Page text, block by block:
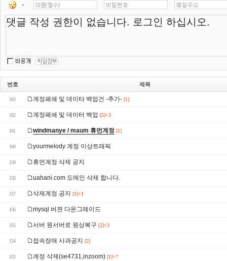
번호 제목
163 계정폐쇄 및 데이타 백업건 -추가- [1]
162 계정폐쇄 및 데이터 백업 [5]+3
161 windmanye / maum 휴먼계정 [1]
160 yourmelody 계정 이상트래픽
159 휴먼계정 삭제 공지
158 uahani.com 도메인 삭제 합니다.
157 삭제계정 공지 [1]+1
156 mysql 버젼 다운그레이드
155 서버 원서버로 원상복구 [2]+2
154 접속장애 사과공지 [2]
153 계정 삭제(se4731,inzoom) [1]+7